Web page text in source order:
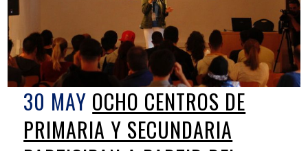
30 MAY OCHO CENTROS DE
PRIMARIA Y SECUNDARIA